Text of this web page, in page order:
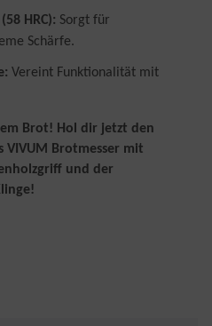
HRC): Sorgt für
Schärfe.
Vereint Funktionalität mit
Brot! Hol dir jetzt den
VIVUM Brotmesser mit
und der